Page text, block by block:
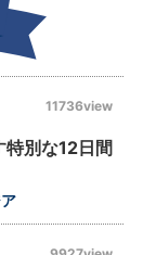
11736view
別な12日間